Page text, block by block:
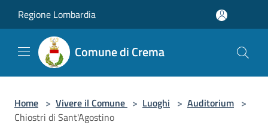
Regione Lombardia
Comune di Crema
Home > Vivere il Comune > Luoghi > Auditorium >
Chiostri di Sant'Agostino